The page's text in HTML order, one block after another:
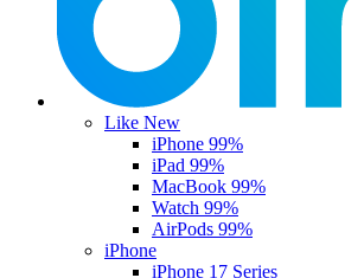
Like New
iPhone 99%
iPad 99%
MacBook 99%
Watch 99%
AirPods 99%
iPhone
iPhone 17 Series